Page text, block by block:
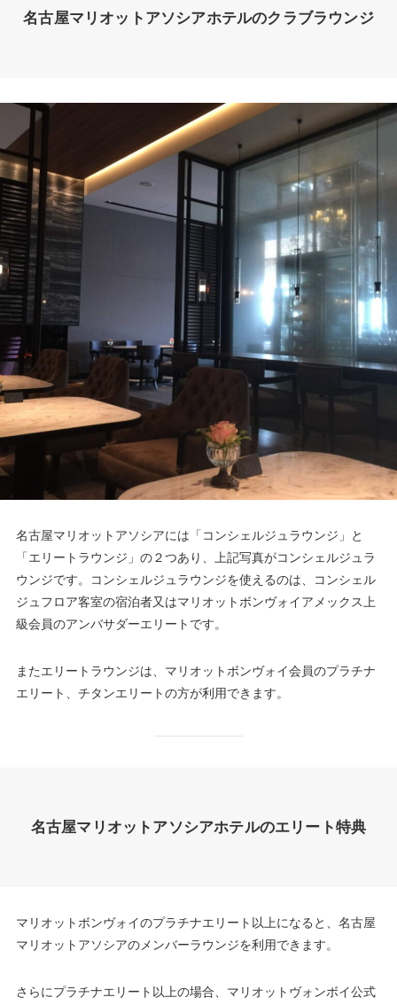
名古屋マリオットアソシアホテルのクラブラウンジ
名古屋マリオットアソシアには「コンシェルジュラウンジ」と
「エリートラウンジ」の２つあり、上記写真がコンシェルジュラ
ウンジです。コンシェルジュラウンジを使えるのは、コンシェル
ジュフロア客室の宿泊者又はマリオットボンヴォイアメックス上
級会員のアンバサダーエリートです。
またエリートラウンジは、マリオットボンヴォイ会員のプラチナ
エリート、チタンエリートの方が利用できます。
名古屋マリオットアソシアホテルのエリート特典
マリオットボンヴォイのプラチナエリート以上になると、名古屋
マリオットアソシアのメンバーラウンジを利用できます。
さらにプラチナエリート以上の場合、マリオットヴォンボイ公式